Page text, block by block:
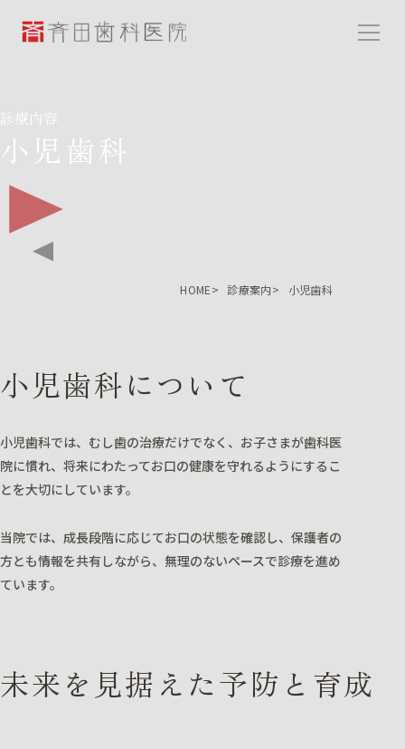
斉田歯科医院
診療内容
小児歯科
HOME 診療案内 小児歯科
小児歯科について
小児歯科では、むし歯の治療だけでなく、お子さまが歯科医
院に慣れ、将来にわたってお口の健康を守れるようにするこ
とを大切にしています。
当院では、成長段階に応じてお口の状態を確認し、保護者の
方とも情報を共有しながら、無理のないペースで診療を進め
ています。
未来を見据えた予防と育成